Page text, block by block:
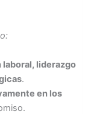
liderazgo
.
en los